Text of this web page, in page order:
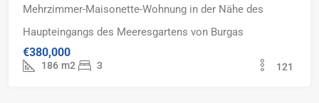
Mehrzimmer-Maisonette-Wohnung in der Nähe des
Haupteingangs des Meeresgartens von Burgas
€380,000
186 m2 3 121